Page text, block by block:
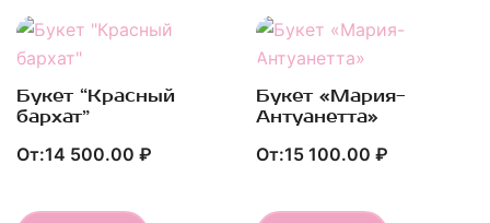
Быстрый Просмотр
Букет “Красный
бархат”
От:14 500.00 ₽
Быстрый Просмотр
Букет «Мария-
Антуанетта»
От:15 100.00 ₽